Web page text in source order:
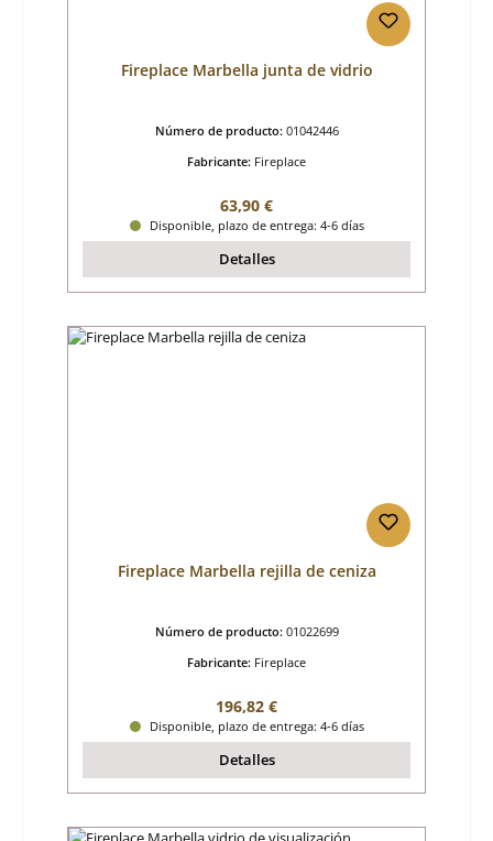
Fireplace Marbella junta de vidrio
Número de producto: 01042446
Fabricante: Fireplace
Precio normal:
63,90 €
Disponible, plazo de entrega: 4-6 días
Detalles
Fireplace Marbella rejilla de ceniza
Número de producto: 01022699
Fabricante: Fireplace
Precio normal:
196,82 €
Disponible, plazo de entrega: 4-6 días
Detalles